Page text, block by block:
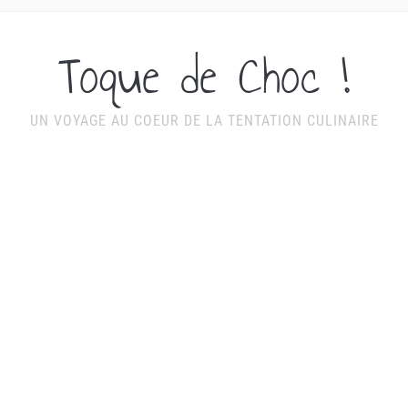
Toque de Choc !
UN VOYAGE AU COEUR DE LA TENTATION CULINAIRE